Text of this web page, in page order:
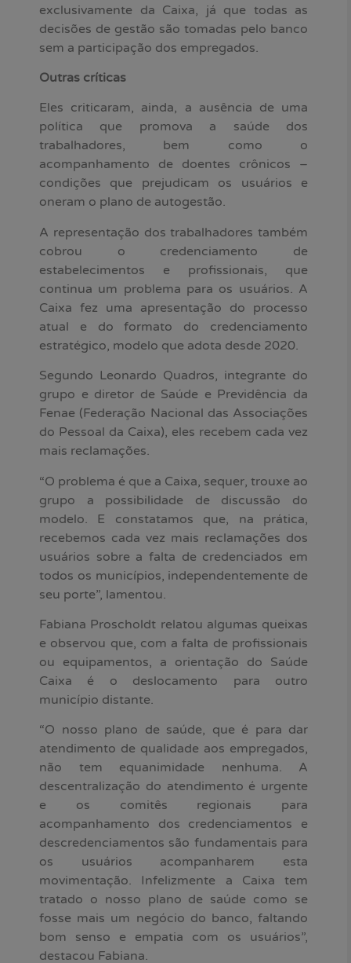
exclusivamente da Caixa, já que todas as
decisões de gestão são tomadas pelo banco
sem a participação dos empregados.
Outras críticas
Eles criticaram, ainda, a ausência de uma
política que promova a saúde dos
trabalhadores, bem como o
acompanhamento de doentes crônicos –
condições que prejudicam os usuários e
oneram o plano de autogestão.
A representação dos trabalhadores também
cobrou o credenciamento de
estabelecimentos e profissionais, que
continua um problema para os usuários. A
Caixa fez uma apresentação do processo
atual e do formato do credenciamento
estratégico, modelo que adota desde 2020.
Segundo Leonardo Quadros, integrante do
grupo e diretor de Saúde e Previdência da
Fenae (Federação Nacional das Associações
do Pessoal da Caixa), eles recebem cada vez
mais reclamações.
“O problema é que a Caixa, sequer, trouxe ao
grupo a possibilidade de discussão do
modelo. E constatamos que, na prática,
recebemos cada vez mais reclamações dos
usuários sobre a falta de credenciados em
todos os municípios, independentemente de
seu porte”, lamentou.
Fabiana Proscholdt relatou algumas queixas
e observou que, com a falta de profissionais
ou equipamentos, a orientação do Saúde
Caixa é o deslocamento para outro
município distante.
“O nosso plano de saúde, que é para dar
atendimento de qualidade aos empregados,
não tem equanimidade nenhuma. A
descentralização do atendimento é urgente
e os comitês regionais para
acompanhamento dos credenciamentos e
descredenciamentos são fundamentais para
os usuários acompanharem esta
movimentação. Infelizmente a Caixa tem
tratado o nosso plano de saúde como se
fosse mais um negócio do banco, faltando
bom senso e empatia com os usuários”,
destacou Fabiana.